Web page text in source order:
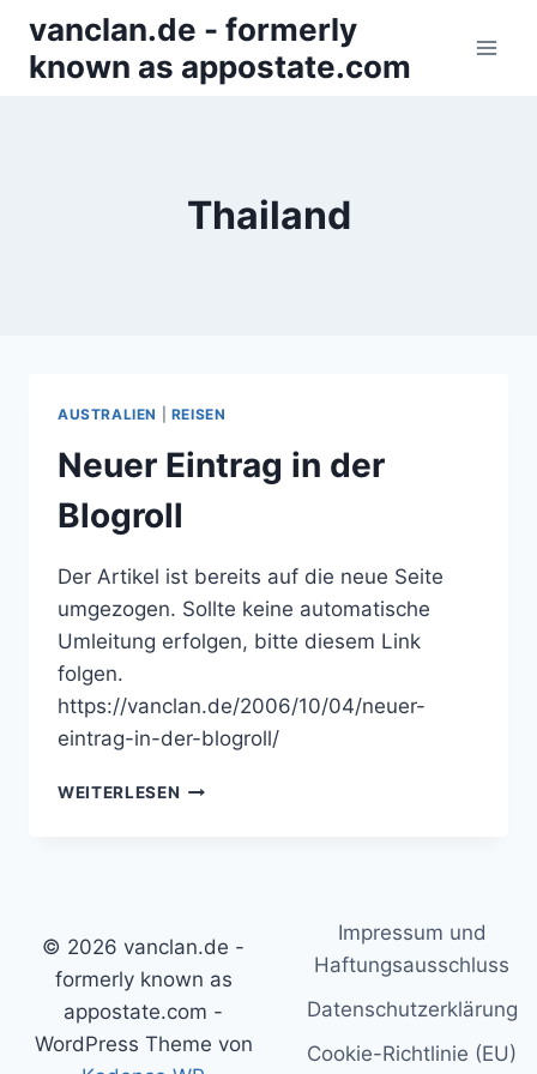
Inhalt
springen
vanclan.de - formerly
known as appostate.com
Thailand
AUSTRALIEN REISEN
Neuer Eintrag in der
Blogroll
Der Artikel ist bereits auf die neue Seite
umgezogen. Sollte keine automatische
Umleitung erfolgen, bitte diesem Link
folgen.
https://vanclan.de/2006/10/04/neuer-
eintrag-in-der-blogroll/
WEITERLESEN NEUER
© 2026 vanclan.de -
formerly known as
appostate.com -
WordPress Theme von
Impressum und
Haftungsausschluss
Datenschutzerklärung
Cookie-Richtlinie (EU)